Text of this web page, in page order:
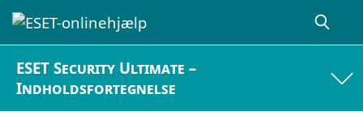
ESET Security Ultimate –
Indholdsfortegnelse